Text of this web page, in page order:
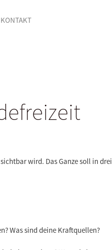
KONTAKT
wird. Das Ganze soll in drei
Was sind deine Kraftquellen?